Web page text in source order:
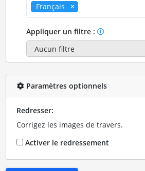
Français
Appliquer un filtre :
Paramètres optionnels
Redresser:
Corrigez les images de travers.
Activer le redressement